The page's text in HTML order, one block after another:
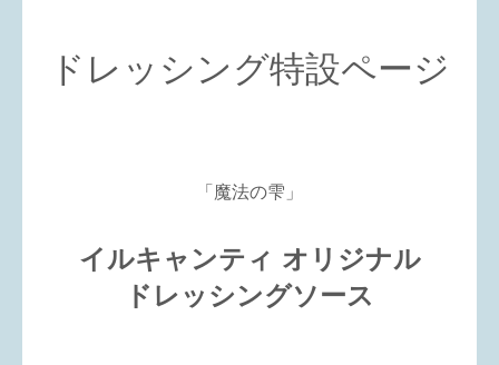
ドレッシング特設ページ
「魔法の雫」
イルキャンティ オリジナル
ドレッシングソース